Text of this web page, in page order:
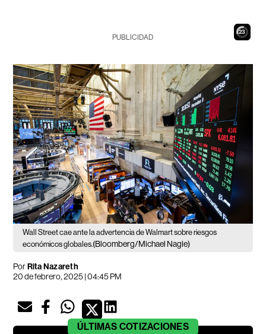
21
PUBLICIDAD
Wall Street cae ante la advertencia de Walmart sobre riesgos
económicos globales.(Bloomberg/Michael Nagle)
PorRita Nazareth
20 de febrero, 2025 | 04:45 PM
ÚLTIMAS COTIZACIONES